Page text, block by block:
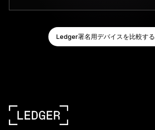
Ledger署名用デバイスを比較する